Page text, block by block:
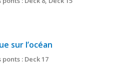
sur l’océan
: Deck 17